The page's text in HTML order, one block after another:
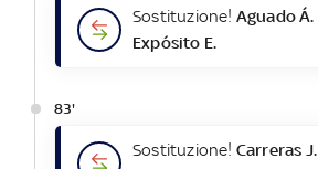
Sostituzione! Aguado Á.
Expósito E.
83'
Sostituzione! Carreras J.